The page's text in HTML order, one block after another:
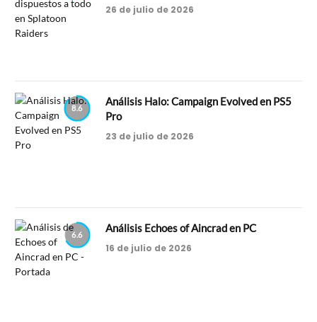
26 de julio de 2026
8.6
Análisis Halo: Campaign Evolved en PS5
Pro
23 de julio de 2026
6.6
Análisis Echoes of Aincrad en PC
16 de julio de 2026